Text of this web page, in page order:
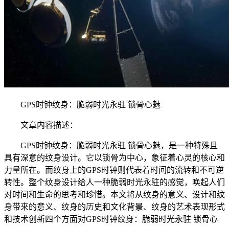
GPS时钟纹身：脆弱时光永驻 锁骨心魅
文章内容描述：
GPS时钟纹身：脆弱时光永驻 锁骨心魅，是一种特殊且
具有深意的纹身设计。它以锁骨为中心，象征着心灵的核心和
力量所在。而纹身上的GPS时钟则代表着时间的流转和不可逆
转性。整个纹身设计给人一种脆弱时光永驻的感觉，唤起人们
对时间和生命的思考和珍惜。本文将从纹身的意义、设计和纹
身带来的意义、纹身的历史和文化背景、纹身的艺术表现形式
和技术创新四个方面对GPS时钟纹身：脆弱时光永驻 锁骨心